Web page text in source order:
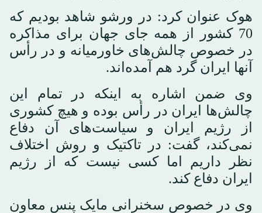
هوک عنوان کرد: در ورشو شاهد بودیم که
70 کشور از همه جای جهان برای مذاکره
در خصوص چالش‌های خاورمیانه و در رأس
آنها ایران گرد هم آمده‌اند.
وی ضمن اشاره به اینکه در تمام این
چالش‌ها ایران در رأس بوده و هیچ کشوری
از رژیم ایران و سیاست‌های آن دفاع
نمی‌کند، گفت: در تاکتیک و روش اختلاف
نظر داریم اما کسی نیست که از رژیم
ایران دفاع کند.
وی در خصوص سخنرانی مایک پنس معاون